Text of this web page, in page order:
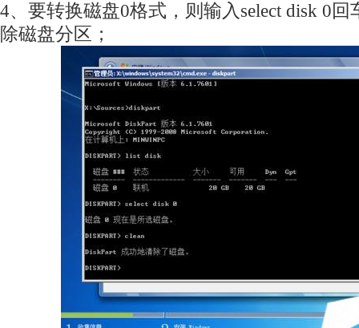
4、要转换磁盘0格式，则输入select disk 0回
除磁盘分区；